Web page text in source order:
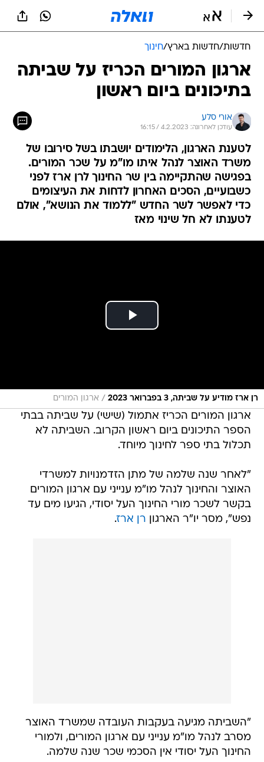
חדשות/חדשות בארץ/חינוך
ארגון המורים הכריז על שביתה
בתיכונים ביום ראשון
אורי סלע
עודכן לאחרונה: 4.2.2023 / 16:15
לטענת הארגון, הלימודים יושבתו בשל סירובו של
משרד האוצר לנהל איתו מו"מ על שכר המורים.
בפגישה שהתקיימה בין שר החינוך לרן ארז לפני
כשבועיים, הסכים האחרון לדחות את העיצומים
כדי לאפשר לשר החדש "ללמוד את הנושא", אולם
לטענתו לא חל שינוי מאז
רן ארז מודיע על שביתה, 3 בפברואר 2023 / ארגון המורים
ארגון המורים הכריז אתמול (שישי) על שביתה בבתי
הספר התיכונים ביום ראשון הקרוב. השביתה לא
תכלול בתי ספר לחינוך מיוחד.
"לאחר שנה שלמה של מתן הזדמנויות למשרדי
האוצר והחינוך לנהל מו"מ ענייני עם ארגון המורים
בקשר לשכר מורי החינוך העל יסודי, הגיעו מים עד
נפש", מסר יו"ר הארגון רן ארז.
"השביתה מגיעה בעקבות העובדה שמשרד האוצר
מסרב לנהל מו"מ ענייני עם ארגון המורים, ולמורי
החינוך העל יסודי אין הסכמי שכר שנה שלמה.